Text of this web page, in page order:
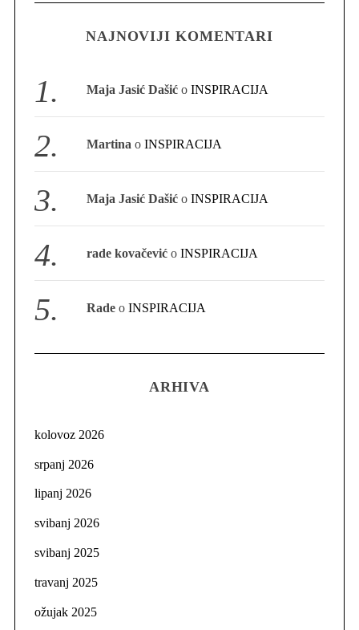
NAJNOVIJI KOMENTARI
Maja Jasić Dašić oINSPIRACIJA
Martina oINSPIRACIJA
Maja Jasić Dašić oINSPIRACIJA
rade kovačević oINSPIRACIJA
Rade oINSPIRACIJA
ARHIVA
kolovoz 2026
srpanj 2026
lipanj 2026
svibanj 2026
svibanj 2025
travanj 2025
ožujak 2025
r
f
: